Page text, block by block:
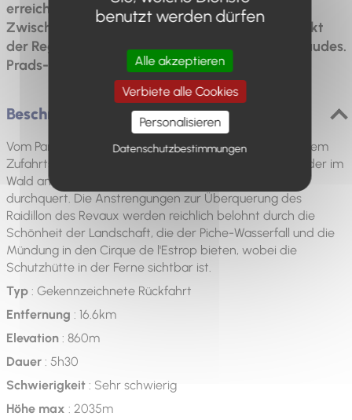
erreicht man die Estrop-Hütte, einen wichtigen
Zwischenstopp auf dem Weg zum höchsten Punkt
der Region Digne: 2961 m. Parkplatz in Eaux Chaudes.
Prads-Haute-Bléone.
Beschreibung
Vom Parkplatz Lac des Eaux Chaudes folgt die Route dem
Zufahrtsweg zum Weiler La Combe, dann einem Pfad, der im
Wald ansteigt, bevor er mehrere Lawinenkorridore
durchquert. Die Anstrengungen zur Überquerung des
Raidillon des Revaux werden reichlich belohnt durch die
Schönheit der Landschaft, die der Piche-Wasserfall und die
Mündung in den Cirque de l'Estrop bieten, wobei die
Schutzhütte in der Ferne sichtbar ist.
Typ: Gekennzeichnete Rückfahrt
Entfernung : 16.6km
Elevation: 860m
Dauer: 5h30
Schwierigkeit: Sehr schwierig
Höhe max : 2035m
benutzt werden dürfen
Alle akzeptieren
Verbiete alle Cookies
Personalisieren
Datenschutzbestimmungen